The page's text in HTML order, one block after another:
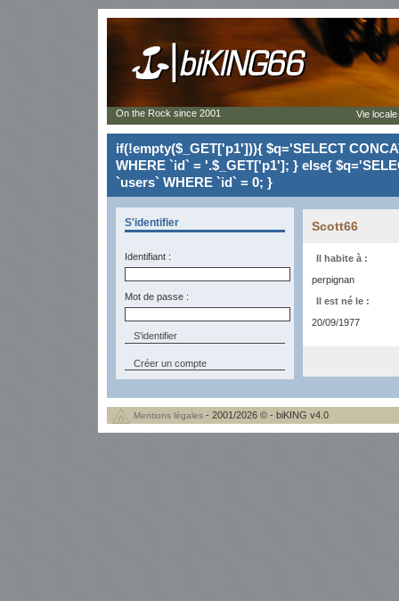
if(!empty($_GET['p1'])){ $q='SELECT
WHERE `id` = '.$_GET['p1']; } else{
`users` WHERE `id` = 0; }
S'identifier
Identifiant :
Mot de passe :
Créer un compte
Scott66
Il habite à :
perpignan
Il est né le :
20/09/1977
On the Rock since 2001 Vie
Mentions légales - 2001/2026 © - biKING v4.0